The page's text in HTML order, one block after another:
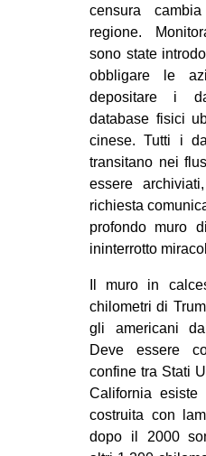
MEDIO
censura
regione.
sono state
obbligare le
depositare i
database fisici
cinese. Tutti i
transitano nei
essere
richiesta
profondo muro
ininterrotto
Il muro in
chilometri di
gli americani
Deve essere
confine tra Stati
California esiste
costruita con
dopo il 2000